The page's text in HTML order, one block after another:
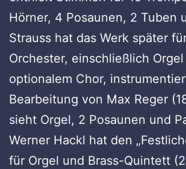
Hörner, 4 Posaunen, 2 Tuben
Strauss hat das Werk später
Orchester, einschließlich
optionalem Chor,
Bearbeitung von Max Reger
sieht Orgel, 2 Posaunen und
Werner Hackl hat den
für Orgel und Brass-Quintett